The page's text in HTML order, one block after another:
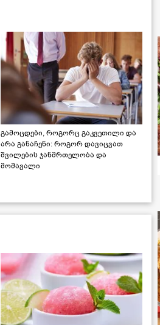
გამოცდები, როგორც გაკვეთილი და
არა განაჩენი: როგორ დავიცვათ
შვილების ჯანმრთელობა და
მომავალი